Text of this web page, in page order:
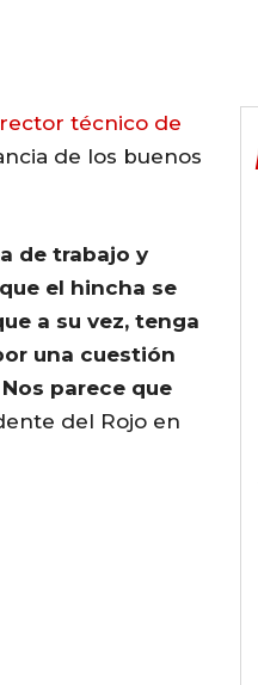
técnico de
de los buenos
de trabajo y
el hincha se
a su vez, tenga
una cuestión
parece que
del Rojo en